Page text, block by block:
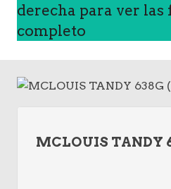
derecha para ver las
completo
MCLOUIS TANDY